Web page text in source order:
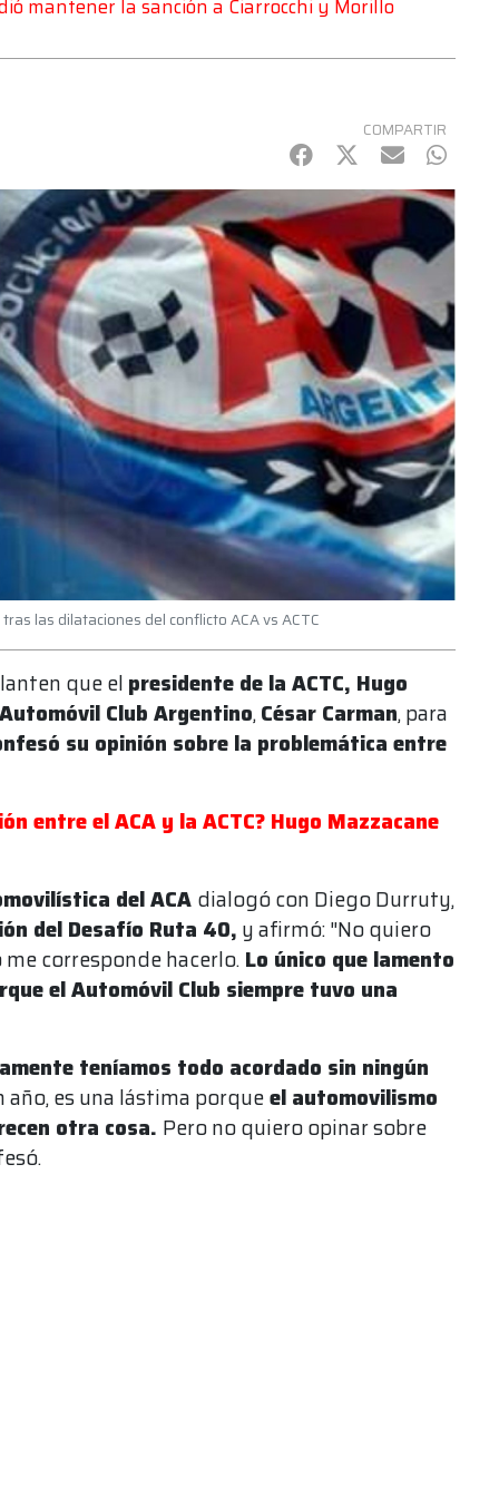
mantener la sanción a Ciarrocchi y Morillo
COMPARTIR
Facebook
Twitter
mail
las dilataciones del conflicto ACA vs ACTC
que el presidente de la ACTC, Hugo
Automóvil Club Argentino,César Carman, para
su opinión sobre la problemática entre
entre el ACA y la ACTC? Hugo Mazzacane
del ACA dialogó con Diego Durruty,
del Desafío Ruta 40, y afirmó: "No quiero
corresponde hacerlo. Lo único que lamento
el Automóvil Club siempre tuvo una
teníamos todo acordado sin ningún
es una lástima porqueel automovilismo
otra cosa. Pero no quiero opinar sobre